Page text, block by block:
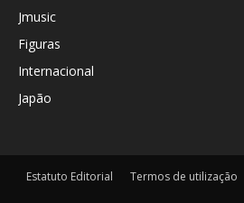
Jmusic
Figuras
Internacional
Japão
Estatuto Editorial Termos de utilização